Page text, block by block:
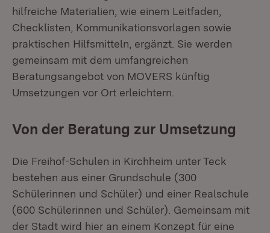
hilfreiche Materialien, wie einem Leitfaden,
Checklisten, Kommunikationsvorlagen sowie
praktischen Hilfsmitteln, ergänzt. Sie werden
gemeinsam mit dem umfangreichen
Beratungsangebot von MOVERS künftig
Umsetzungen vor Ort erleichtern.
Von der Beratung zur Umsetzung
Die Freihof-Schulen in Kirchheim unter Teck
bestehen aus einer Grundschule (300
Schülerinnen und Schüler) und einer Realschule
(600 Schülerinnen und Schüler). Gemeinsam mit
der Stadt wird hier an einem Konzept für eine